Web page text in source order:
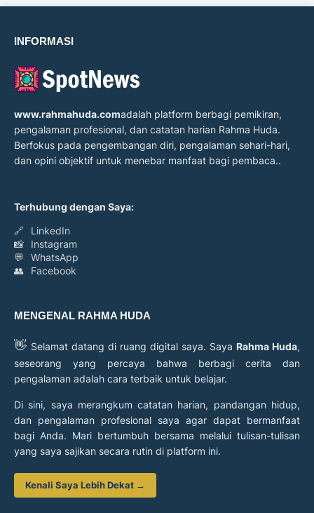
INFORMASI
www.rahmahuda.comadalah platform berbagi pemikiran,
pengalaman profesional, dan catatan harian Rahma Huda.
Berfokus pada pengembangan diri, pengalaman sehari-hari,
dan opini objektif untuk menebar manfaat bagi pembaca..
Terhubung dengan Saya:
🔗
LinkedIn
📸
Instagram
💬
WhatsApp
👥
Facebook
MENGENAL RAHMA HUDA
👋 Selamat datang di ruang digital saya. Saya Rahma Huda,
seseorang yang percaya bahwa berbagi cerita dan
pengalaman adalah cara terbaik untuk belajar.
Di sini, saya merangkum catatan harian, pandangan hidup,
dan pengalaman profesional saya agar dapat bermanfaat
bagi Anda. Mari bertumbuh bersama melalui tulisan-tulisan
yang saya sajikan secara rutin di platform ini.
Kenali Saya Lebih Dekat →